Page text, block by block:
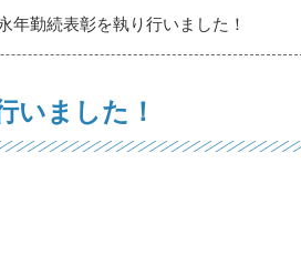
年勤続表彰を執り行いました！
いました！